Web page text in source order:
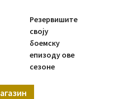
Резервишите
своју
боемску
епизоду ове
сезоне